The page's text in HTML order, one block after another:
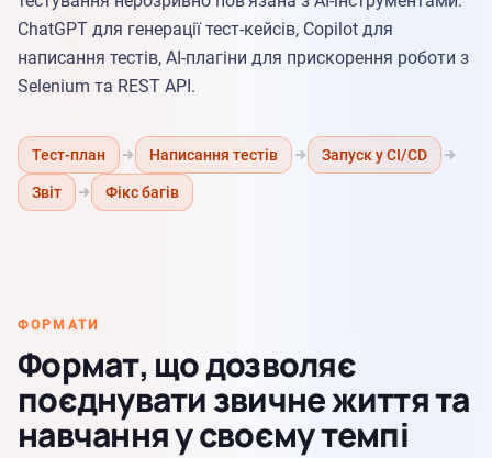
ChatGPT для генерації тест-кейсів, Copilot для
написання тестів, AI-плагіни для прискорення роботи з
Selenium та REST API.
Тест-план Написання тестів Запуск у CI/CD
Звіт Фікс багів
ФОРМАТИ
Формат, що дозволяє
поєднувати звичне життя та
навчання у своєму темпі